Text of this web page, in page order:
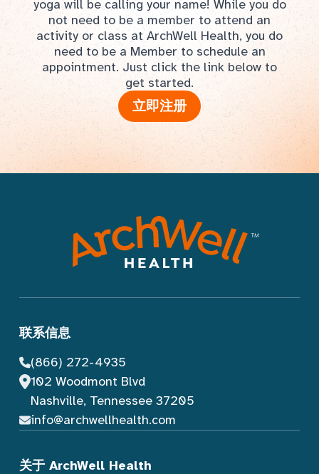
yoga will be calling your name! While you do
not need to be a member to attend an
activity or class at ArchWell Health, you do
need to be a Member to schedule an
appointment. Just click the link below to
get started.
立即注册
联系信息
(866) 272-4935
102 Woodmont Blvd
Nashville, Tennessee 37205
info@archwellhealth.com
关于 ArchWell Health